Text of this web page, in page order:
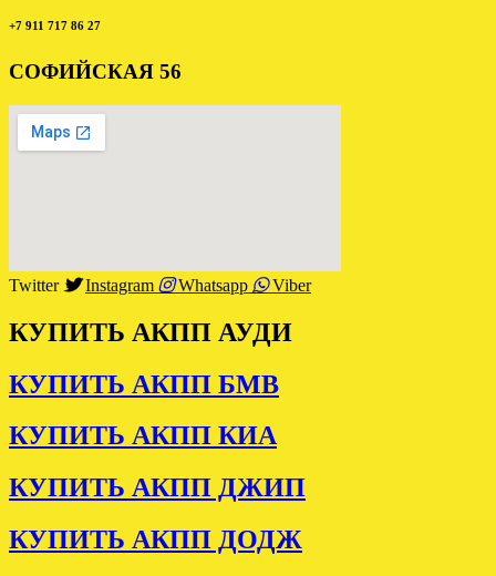
+7 911 717 86 27
СОФИЙСКАЯ 56
Twitter Instagram Whatsapp Viber
КУПИТЬ АКПП АУДИ
КУПИТЬ АКПП БМВ
КУПИТЬ АКПП КИА
КУПИТЬ АКПП ДЖИП
КУПИТЬ АКПП ДОДЖ